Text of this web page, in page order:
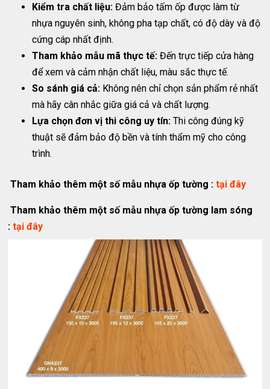
Kiểm tra chất liệu: Đảm bảo tấm ốp được làm từ
nhựa nguyên sinh, không pha tạp chất, có độ dày và độ
cứng cáp nhất định.
Tham khảo mẫu mã thực tế: Đến trực tiếp cửa hàng
để xem và cảm nhận chất liệu, màu sắc thực tế.
So sánh giá cả: Không nên chỉ chọn sản phẩm rẻ nhất
mà hãy cân nhắc giữa giá cả và chất lượng.
Lựa chọn đơn vị thi công uy tín: Thi công đúng kỹ
thuật sẽ đảm bảo độ bền và tính thẩm mỹ cho công
trình.
Tham khảo thêm một số mẫu nhựa ốp tường :tại đây
Tham khảo thêm một số mẫu nhựa ốp tường lam sóng
:tại đây